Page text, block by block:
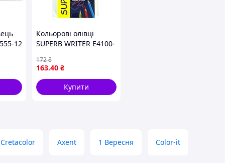
12
Кольорові олівці
SUPERB WRITER E4100-
відтінками
163.40 ₴
172₴
Купити
Cretacolor Axent 1 Вересня Color-it